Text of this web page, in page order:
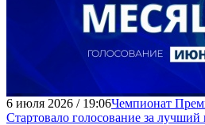
6 июля 2026 / 19:06Чемпионат
Стартовало голосование за